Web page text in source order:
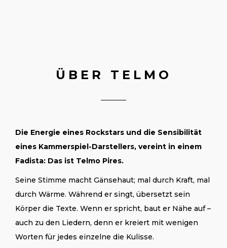
ÜBER TELMO
Die Energie eines Rockstars und die Sensibilität
eines Kammerspiel-Darstellers, vereint in einem
Fadista: Das ist Telmo Pires.
Seine Stimme macht Gänsehaut; mal durch Kraft, mal
durch Wärme. Während er singt, übersetzt sein
Körper die Texte. Wenn er spricht, baut er Nähe auf –
auch zu den Liedern, denn er kreiert mit wenigen
Worten für jedes einzelne die Kulisse.